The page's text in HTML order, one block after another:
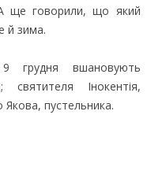
А ще говорили, що який
й зима.
грудня вшановують
святителя Інокентія,
Якова, пустельника.